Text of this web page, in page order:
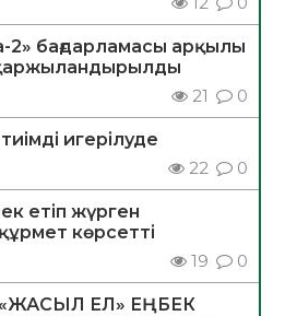
2» бағдарламасы арқылы
21 0
игерілуде
22 0
етіп жүрген
көрсетті
19 0
ЕЛ» ЕҢБЕК